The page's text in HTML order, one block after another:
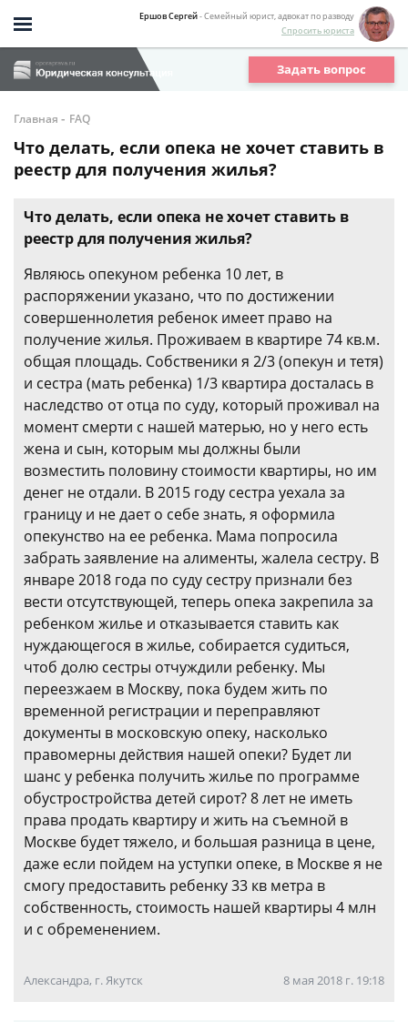
Ершов Сергей- Семейный юрист, адвокат по разводу
Спросить юриста
Задать вопрос
Главная - FAQ
Что делать, если опека не хочет ставить в
реестр для получения жилья?
Что делать, если опека не хочет ставить в
реестр для получения жилья?
Являюсь опекуном ребенка 10 лет, в
распоряжении указано, что по достижении
совершеннолетия ребенок имеет право на
получение жилья. Проживаем в квартире 74 кв.м.
общая площадь. Собственики я 2/3 (опекун и тетя)
и сестра (мать ребенка) 1/3 квартира досталась в
наследство от отца по суду, который проживал на
момент смерти с нашей матерью, но у него есть
жена и сын, которым мы должны были
возместить половину стоимости квартиры, но им
денег не отдали. В 2015 году сестра уехала за
границу и не дает о себе знать, я оформила
опекунство на ее ребенка. Мама попросила
забрать заявление на алименты, жалела сестру. В
январе 2018 года по суду сестру признали без
вести отсутствующей, теперь опека закрепила за
ребенком жилье и отказывается ставить как
нуждающегося в жилье, собирается судиться,
чтоб долю сестры отчуждили ребенку. Мы
переезжаем в Москву, пока будем жить по
временной регистрации и переправляют
документы в московскую опеку, насколько
правомерны действия нашей опеки? Будет ли
шанс у ребенка получить жилье по программе
обустростройства детей сирот? 8 лет не иметь
права продать квартиру и жить на съемной в
Москве будет тяжело, и большая разница в цене,
даже если пойдем на уступки опеке, в Москве я не
смогу предоставить ребенку 33 кв метра в
собственность, стоимость нашей квартиры 4 млн
и с обременением.
Александра, г. Якутск 8 мая 2018 г. 19:18